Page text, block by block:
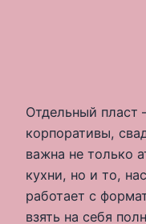
Отдельный пласт
корпоративы,
важна не только
кухни, но и то,
работает с
взять на себя